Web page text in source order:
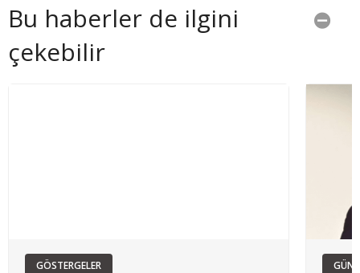
Bu haberler de ilgini
çekebilir
GÖSTERGELER